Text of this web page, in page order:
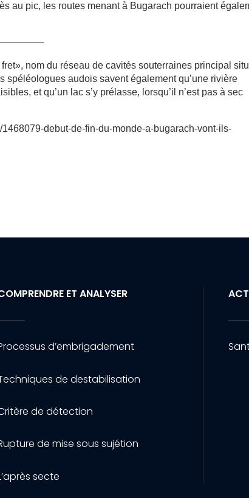
au pic, les routes menant à Bugarach pourraient
nom du réseau de cavités souterraines principal
spéléologues audois savent également qu’une rivière
et qu’un lac s’y prélasse, lorsqu’il n’est pas à sec
debut-de-fin-du-monde-a-bugarach-vont-ils-
ET ANALYSER
d’embrigadement
de destabilisation
de détection
de mise sous sujétion
secte